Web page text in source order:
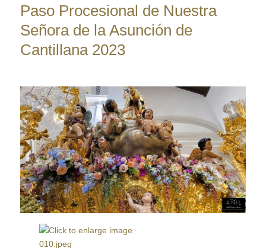
Paso Procesional de Nuestra
Señora de la Asunción de
Cantillana 2023